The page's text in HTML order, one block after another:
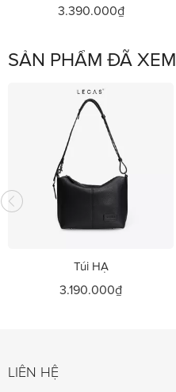
3.390.000₫
SẢN PHẨM ĐÃ XEM
Túi HẠ
3.190.000₫
LIÊN HỆ